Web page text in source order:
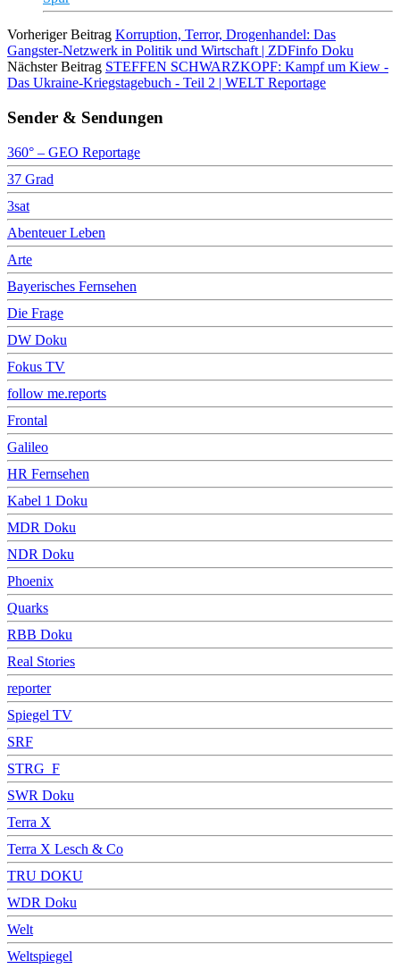
Vorheriger Beitrag Korruption, Terror, Drogenhandel: Das
Gangster-Netzwerk in Politik und Wirtschaft | ZDFinfo Doku
Nächster Beitrag STEFFEN SCHWARZKOPF: Kampf um Kiew -
Das Ukraine-Kriegstagebuch - Teil 2 | WELT Reportage
Sender & Sendungen
360° – GEO Reportage
37 Grad
3sat
Abenteuer Leben
Arte
Bayerisches Fernsehen
Die Frage
DW Doku
Fokus TV
follow me.reports
Frontal
Galileo
HR Fernsehen
Kabel 1 Doku
MDR Doku
NDR Doku
Phoenix
Quarks
RBB Doku
Real Stories
reporter
Spiegel TV
SRF
STRG_F
SWR Doku
Terra X
Terra X Lesch & Co
TRU DOKU
WDR Doku
Welt
Weltspiegel